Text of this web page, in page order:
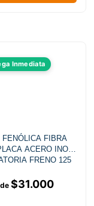
Inmediata
FENÓLICA FIBRA
ACERO INOX
FRENO 125
$31.000